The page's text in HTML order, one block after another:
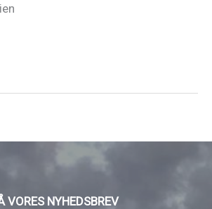
VORES NYHEDSBREV